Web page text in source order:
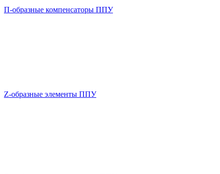
П-образные компенсаторы ППУ
Z-образные элементы ППУ